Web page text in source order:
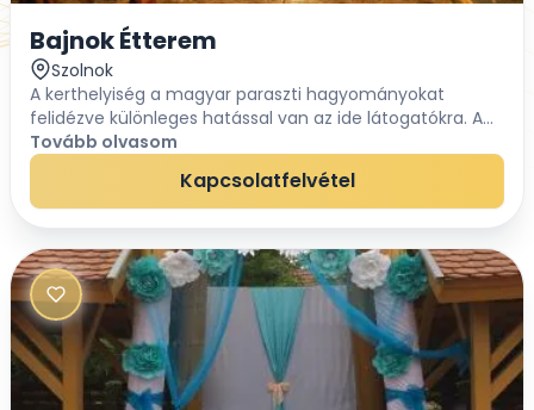
Bajnok Étterem
Szolnok
A kerthelyiség a magyar paraszti hagyományokat
felidézve különleges hatással van az ide látogatókra. A
falakon korabeli paraszti szerszámok és a sok piros
muskátli udvarház jellegűvé varázsolja. A pin...
Tovább olvasom
Kapcsolatfelvétel